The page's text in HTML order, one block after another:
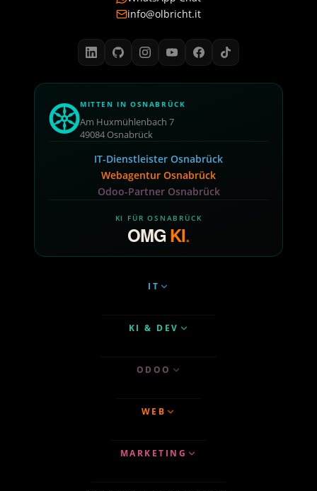
info@olbricht.it
MITTEN IN OSNABRÜCK
Am Huxmühlenbach 7
49084 Osnabrück
IT-Dienstleister Osnabrück
Webagentur Osnabrück
Odoo-Partner Osnabrück
KI FÜR OSNABRÜCK
OMG KI.
IT
KI & DEV
ODOO
WEB
MARKETING